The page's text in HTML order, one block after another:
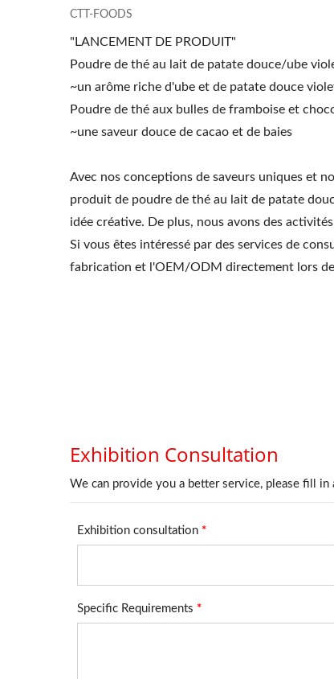
CTT-FOODS
"LANCEMENT DE PRODUIT"
Poudre de thé au lait de patate douce/ube
~un arôme riche d'ube et de patate douce
Poudre de thé aux bulles de framboise et
~une saveur douce de cacao et de baies
Avec nos conceptions de saveurs uniques et
produit de poudre de thé au lait de patate
idée créative. De plus, nous avons des
Si vous êtes intéressé par des services de
fabrication et l'OEM/ODM directement lors
Poudre De Thé Au Lait
Thaïlandais